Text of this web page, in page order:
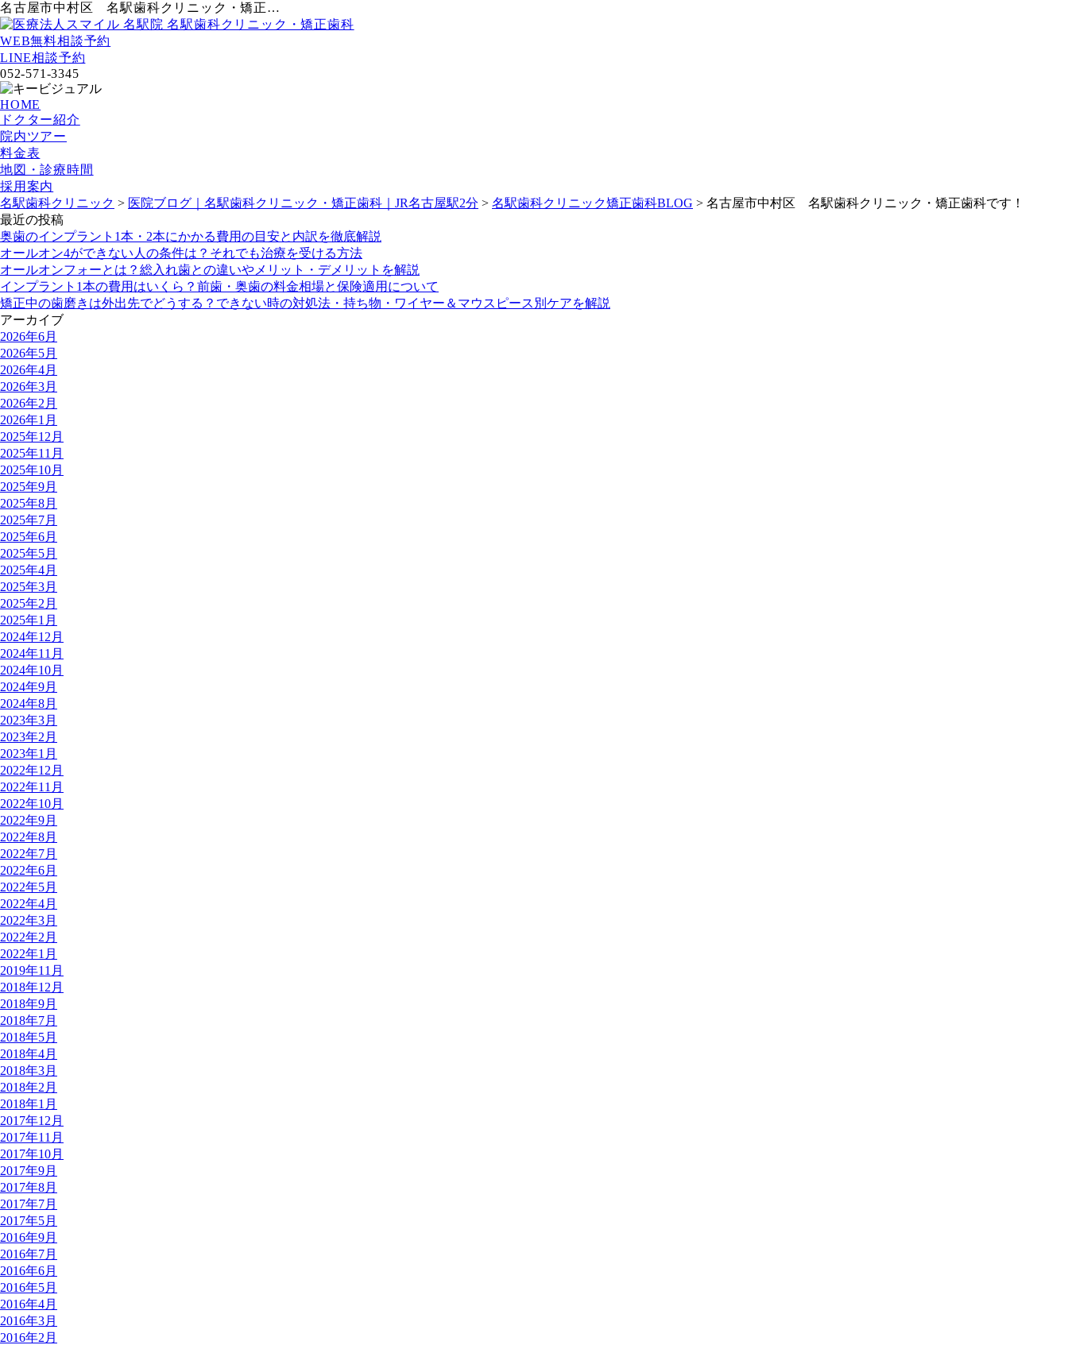
名古屋市中村区 名駅歯科クリニック・矯正…
WEB無料相談予約
LINE相談予約
052-571-3345
HOME
ドクター紹介
院内ツアー
料金表
地図・診療時間
採用案内
名駅歯科クリニック > 医院ブログ｜名駅歯科クリニック・矯正歯科｜JR名古屋駅2分 > 名駅歯科クリニック矯正歯科BLOG > 名古屋市中村区 名駅歯科クリニック・矯正歯科です！
最近の投稿
奥歯のインプラント1本・2本にかかる費用の目安と内訳を徹底解説
オールオン4ができない人の条件は？それでも治療を受ける方法
オールオンフォーとは？総入れ歯との違いやメリット・デメリットを解説
インプラント1本の費用はいくら？前歯・奥歯の料金相場と保険適用について
矯正中の歯磨きは外出先でどうする？できない時の対処法・持ち物・ワイヤー＆マウスピース別ケアを解説
アーカイブ
2026年6月
2026年5月
2026年4月
2026年3月
2026年2月
2026年1月
2025年12月
2025年11月
2025年10月
2025年9月
2025年8月
2025年7月
2025年6月
2025年5月
2025年4月
2025年3月
2025年2月
2025年1月
2024年12月
2024年11月
2024年10月
2024年9月
2024年8月
2023年3月
2023年2月
2023年1月
2022年12月
2022年11月
2022年10月
2022年9月
2022年8月
2022年7月
2022年6月
2022年5月
2022年4月
2022年3月
2022年2月
2022年1月
2019年11月
2018年12月
2018年9月
2018年7月
2018年5月
2018年4月
2018年3月
2018年2月
2018年1月
2017年12月
2017年11月
2017年10月
2017年9月
2017年8月
2017年7月
2017年5月
2016年9月
2016年7月
2016年6月
2016年5月
2016年4月
2016年3月
2016年2月